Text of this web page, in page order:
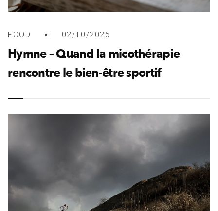
FOOD 02/10/2025
Hymne – Quand la micothérapie
rencontre le bien-être sportif